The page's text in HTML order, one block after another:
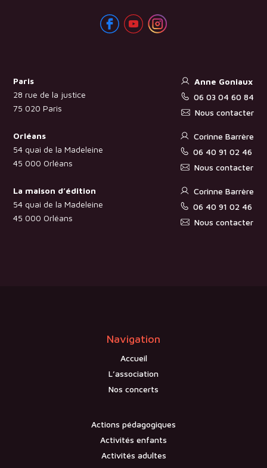
Paris
28 rue de la justice
75 020 Paris
Anne Goniaux
06 03 04 60 84
Nous contacter
Orléans
54 quai de la Madeleine
45 000 Orléans
Corinne Barrère
06 40 91 02 46
Nous contacter
La maison d’édition
54 quai de la Madeleine
45 000 Orléans
Corinne Barrère
06 40 91 02 46
Nous contacter
Navigation
Accueil
L’association
Nos concerts
Actions pédagogiques
Activités enfants
Activités adultes